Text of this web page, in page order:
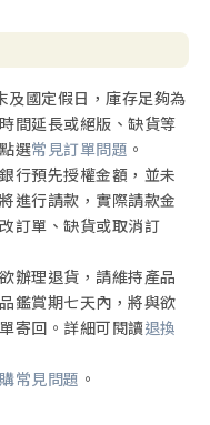
國定假日，庫存足夠為
間延長或絕版、缺貨等
選常見訂單問題 。
行預先授權金額，並未
進行請款，實際請款金
訂單、缺貨或取消訂
辦理退貨，請維持產品
鑑賞期七天內，將與欲
寄回。詳細可閱讀退換
常見問題 。